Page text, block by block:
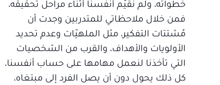
خطواته، ولم نقيّم أنفسنا أثناء مراحل تحقيقه،
فمن خلال ملاحظاتي للمتدربين وجدت أن
مُشتتات التفكير، مثل الملهيّات وعدم تحديد
الأولويات والأهداف، والقرب من الشخصيات
التي تأخذنا لنعمل مهامها على حساب أنفسنا،
كل ذلك يحول دون أن يصل الفرد إلى مبتغاه،